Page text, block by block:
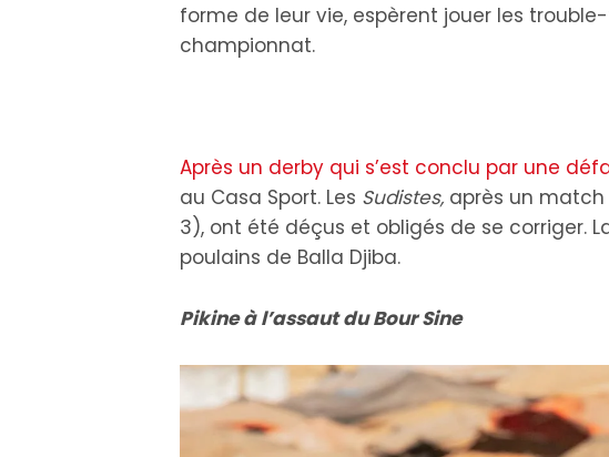
forme de leur vie, espèrent jouer les
championnat.
Après un derby qui s’est conclu par une
au Casa Sport. Les Sudistes, après un
3), ont été déçus et obligés de se corriger.
poulains de Balla Djiba.
Pikine à l’assaut du Bour Sine